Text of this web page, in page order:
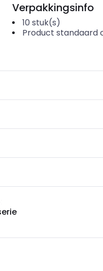
Verpakkingsinfo
10 stuk(s)
Product standaard